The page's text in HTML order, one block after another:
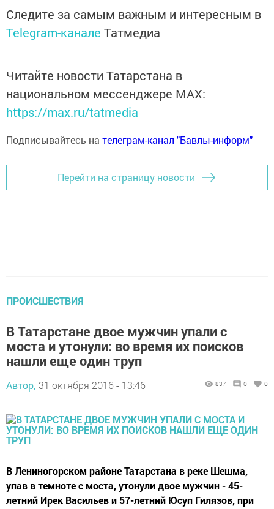
Следите за самым важным и интересным в
Telegram-канале Татмедиа
Читайте новости Татарстана в
национальном мессенджере MАХ:
https://max.ru/tatmedia
Подписывайтесь на телеграм-канал "Бавлы-информ"
Перейти на страницу новости
ПРОИСШЕСТВИЯ
В Татарстане двое мужчин упали с
моста и утонули: во время их поисков
нашли еще один труп
Автор, 31 октября 2016 - 13:46 837 0 0
В Лениногорском районе Татарстана в реке Шешма,
упав в темноте с моста, утонули двое мужчин - 45-
летний Ирек Васильев и 57-летний Юсуп Гилязов, при